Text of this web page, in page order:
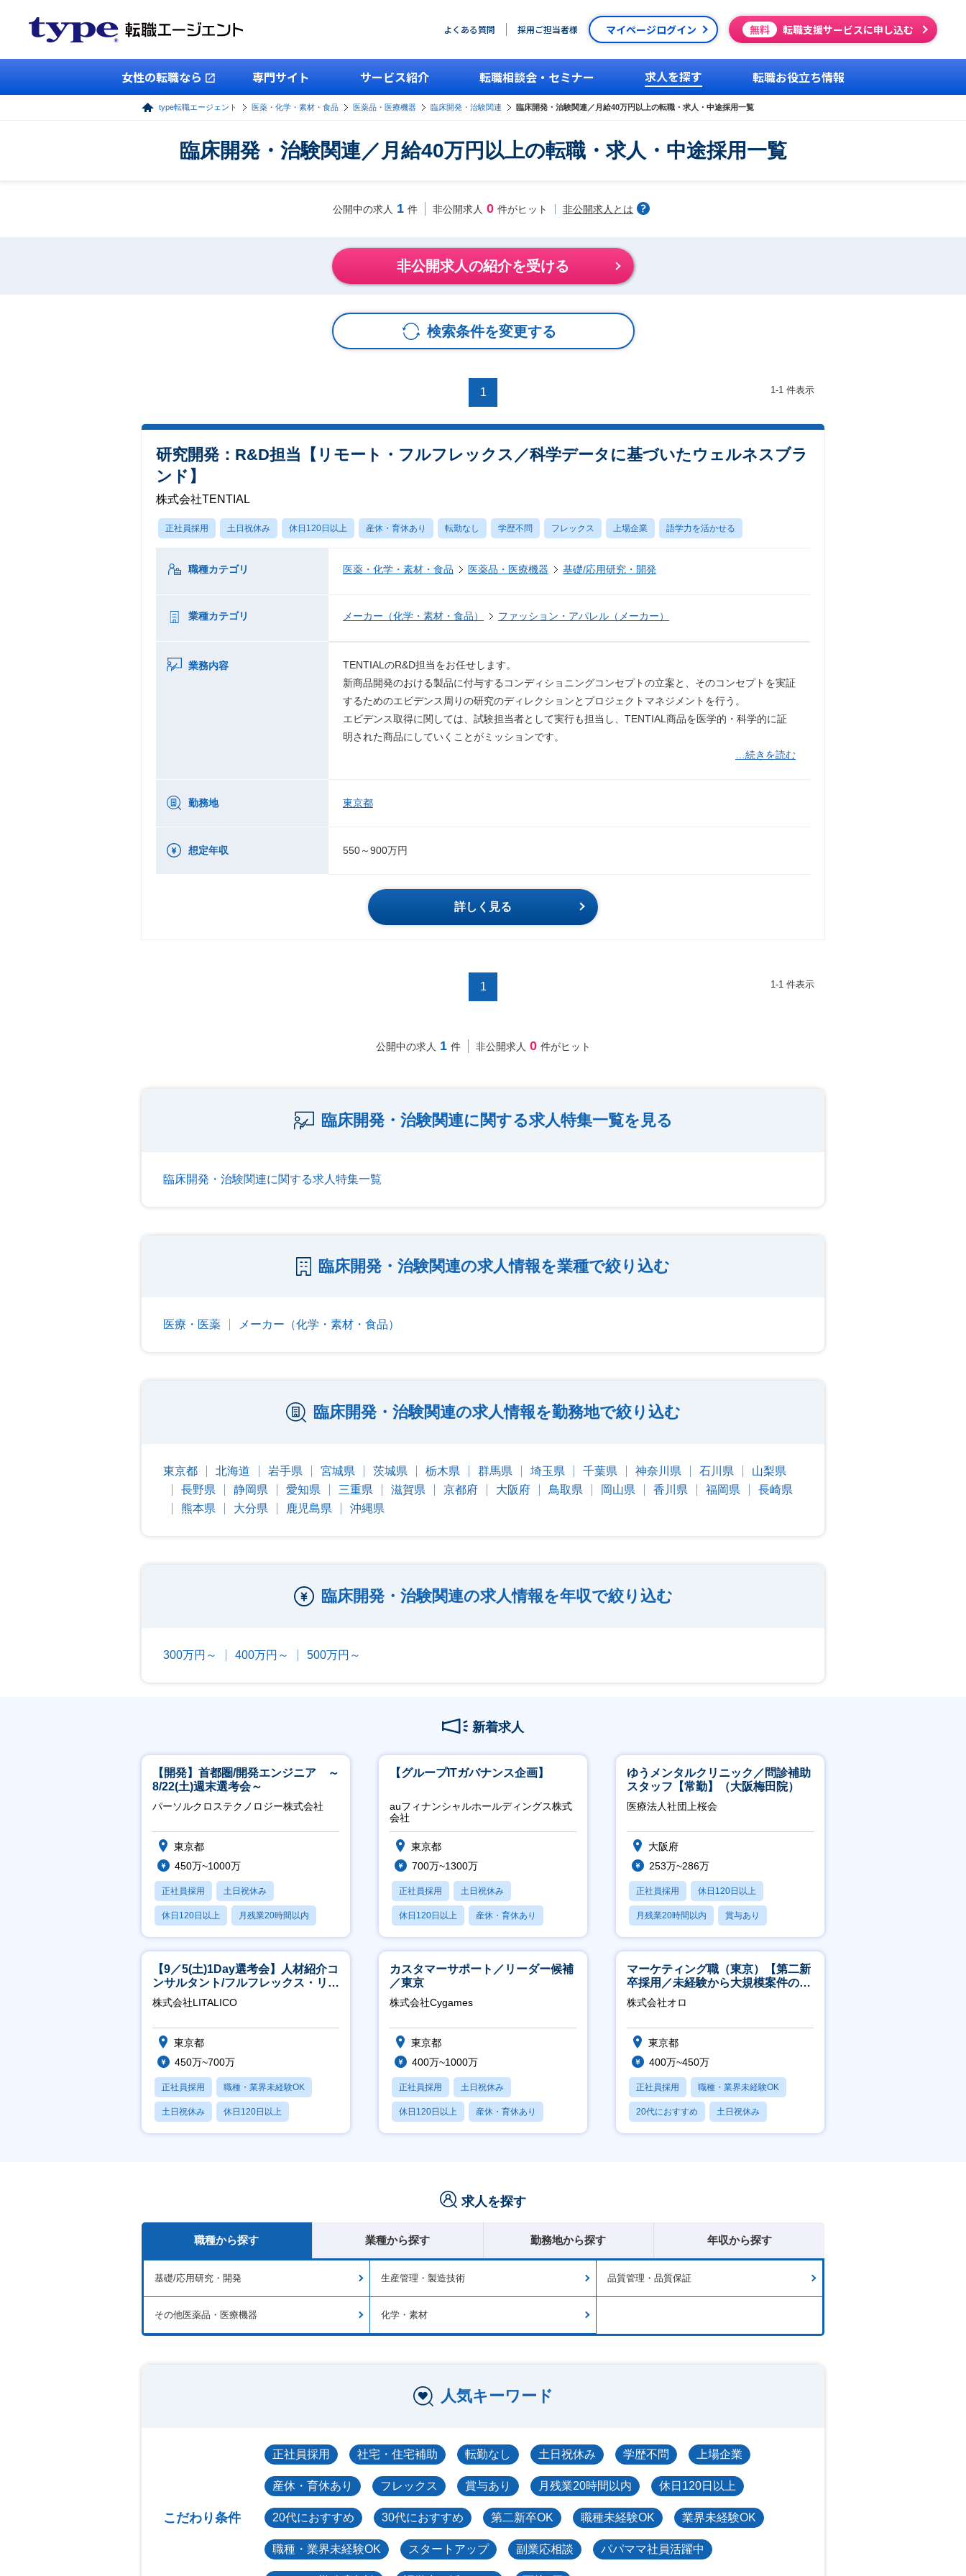
よくある質問 採用ご担当者様 マイページログイン 無料 転職支援サービスに申し込む
女性の転職なら 専門サイト サービス紹介 転職相談会・セミナー 求人を探す 転職お役立ち情報
type転職エージェント 医薬・化学・素材・食品 医薬品・医療機器 臨床開発・治験関連 臨床開発・治験関連／月給40万円以上の転職・求人・中途採用一覧
臨床開発・治験関連／月給40万円以上の転職・求人・中途採用一覧
公開中の求人 1 件 非公開求人 0 件がヒット 非公開求人とは
非公開求人の紹介を受ける
検索条件を変更する
1 1-1 件表示
研究開発：R&D担当【リモート・フルフレックス／科学データに基づいたウェルネスブラ
ンド】
株式会社TENTIAL
正社員採用 土日祝休み 休日120日以上 産休・育休あり 転勤なし 学歴不問 フレックス 上場企業 語学力を活かせる
職種カテゴリ 医薬・化学・素材・食品 医薬品・医療機器 基礎/応用研究・開発
業種カテゴリ メーカー（化学・素材・食品） ファッション・アパレル（メーカー）
業務内容
TENTIALのR&D担当をお任せします。
新商品開発のおける製品に付与するコンディショニングコンセプトの立案と、そのコンセプトを実証
するためのエビデンス周りの研究のディレクションとプロジェクトマネジメントを行う。
エビデンス取得に関しては、試験担当者として実行も担当し、TENTIAL商品を医学的・科学的に証
明された商品にしていくことがミッションです。
…続きを読む
勤務地 東京都
想定年収 550～900万円
詳しく見る
1 1-1 件表示
公開中の求人 1 件 非公開求人 0 件がヒット
臨床開発・治験関連に関する求人特集一覧を見る
臨床開発・治験関連に関する求人特集一覧
臨床開発・治験関連の求人情報を業種で絞り込む
医療・医薬 メーカー（化学・素材・食品）
臨床開発・治験関連の求人情報を勤務地で絞り込む
東京都 北海道 岩手県 宮城県 茨城県 栃木県 群馬県 埼玉県 千葉県 神奈川県 石川県
山梨県
長野県
静岡県 愛知県 三重県 滋賀県 京都府 大阪府 鳥取県 岡山県 香川県 福岡県
長崎県
熊本県
大分県 鹿児島県 沖縄県
臨床開発・治験関連の求人情報を年収で絞り込む
300万円～ 400万円～ 500万円～
新着求人
【開発】首都圏/開発エンジニア ～
8/22(土)週末選考会～
パーソルクロステクノロジー株式会社
東京都
450万~1000万
正社員採用 土日祝休み
休日120日以上 月残業20時間以内
賞与あり
【グループITガバナンス企画】
auフィナンシャルホールディングス株式
会社
東京都
700万~1300万
正社員採用 土日祝休み
休日120日以上 産休・育休あり
賞与あり
ゆうメンタルクリニック／問診補助
スタッフ【常勤】（大阪梅田院）
医療法人社団上桜会
大阪府
253万~286万
正社員採用 休日120日以上
月残業20時間以内 賞与あり
転勤なし
【9／5(土)1Day選考会】人材紹介コ
ンサルタント/フルフレックス・リモ
ート/育休最長6年取得可
株式会社LITALICO
東京都
450万~700万
正社員採用 職種・業界未経験OK
土日祝休み 休日120日以上
産休・育休あり
カスタマーサポート／リーダー候補
／東京
株式会社Cygames
東京都
400万~1000万
正社員採用 土日祝休み
休日120日以上 産休・育休あり
月残業20時間以内
マーケティング職（東京）【第二新
卒採用／未経験から大規模案件のマ
ーケティングが経験できる／研修充
実】
株式会社オロ
東京都
400万~450万
正社員採用 職種・業界未経験OK
20代におすすめ 土日祝休み
休日120日以上
求人を探す
職種から探す 業種から探す 勤務地から探す 年収から探す
基礎/応用研究・開発 生産管理・製造技術 品質管理・品質保証
その他医薬品・医療機器 化学・素材
人気キーワード
こだわり条件
正社員採用 社宅・住宅補助 転勤なし 土日祝休み 学歴不問 上場企業
産休・育休あり フレックス 賞与あり 月残業20時間以内 休日120日以上
20代におすすめ 30代におすすめ 第二新卒OK 職種未経験OK 業界未経験OK
職種・業界未経験OK スタートアップ 副業応相談 パパママ社員活躍中